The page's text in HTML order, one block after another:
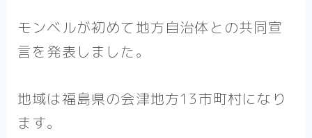
モンベルが初めて地方自治体との共同宣
言を発表しました。
地域は福島県の会津地方13市町村になり
ます。